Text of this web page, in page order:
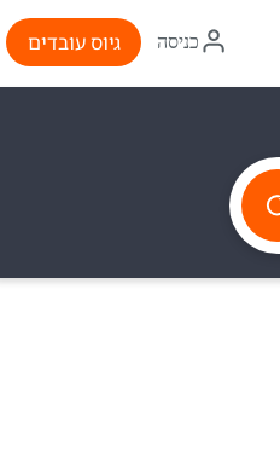
איקון
התחברות
כניסה גיוס עובדים